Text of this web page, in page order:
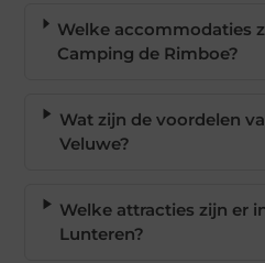
Welke accommodaties
Camping de Rimboe?
Wat zijn de voordelen
Veluwe?
Welke attracties zijn er
Lunteren?